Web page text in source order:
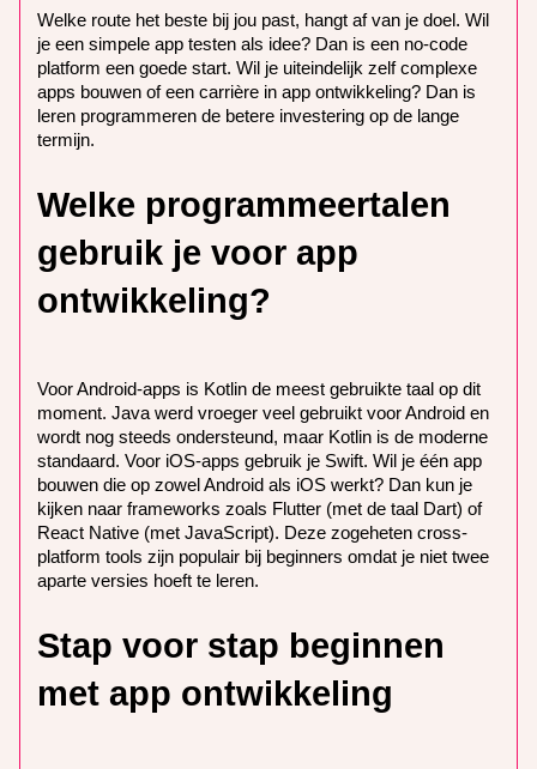
Welke route het beste bij jou past, hangt af van je doel. Wil
je een simpele app testen als idee? Dan is een no-code
platform een goede start. Wil je uiteindelijk zelf complexe
apps bouwen of een carrière in app ontwikkeling? Dan is
leren programmeren de betere investering op de lange
termijn.
Welke programmeertalen
gebruik je voor app
ontwikkeling?
Voor Android-apps is Kotlin de meest gebruikte taal op dit
moment. Java werd vroeger veel gebruikt voor Android en
wordt nog steeds ondersteund, maar Kotlin is de moderne
standaard. Voor iOS-apps gebruik je Swift. Wil je één app
bouwen die op zowel Android als iOS werkt? Dan kun je
kijken naar frameworks zoals Flutter (met de taal Dart) of
React Native (met JavaScript). Deze zogeheten cross-
platform tools zijn populair bij beginners omdat je niet twee
aparte versies hoeft te leren.
Stap voor stap beginnen
met app ontwikkeling